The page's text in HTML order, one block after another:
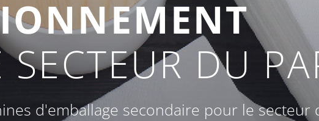
SECTEUR DU
d'emballage secondaire pour le secteur